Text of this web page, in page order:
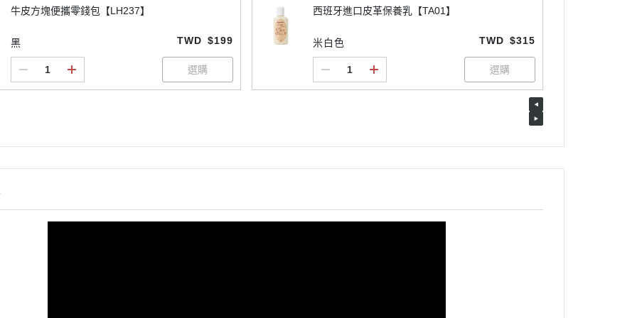
牛皮方塊便攜零錢包【LH237】
黑 TWD $199
西班牙進口皮革保養乳【TA01】
米白色 TWD $315